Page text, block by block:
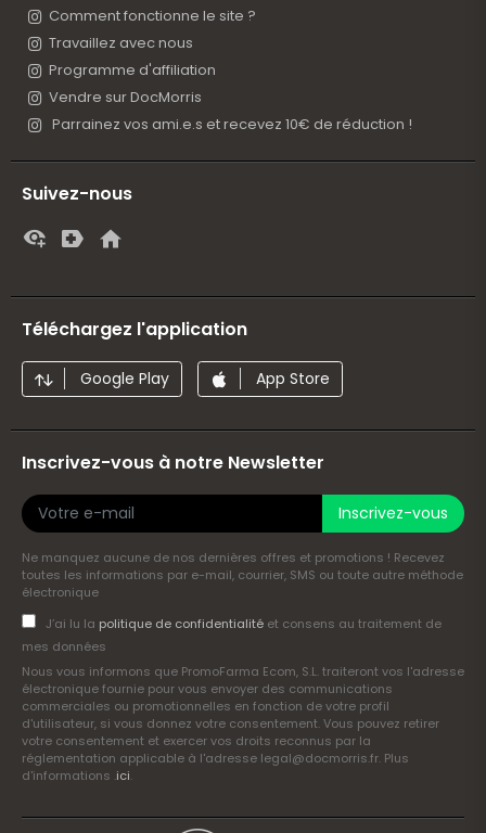
Comment fonctionne le site ?
Travaillez avec nous
Programme d'affiliation
Vendre sur DocMorris
Parrainez vos ami.e.s et recevez 10€ de réduction !
Suivez-nous
Téléchargez l'application
Google Play App Store
Inscrivez-vous à notre Newsletter
Inscrivez-vous
Ne manquez aucune de nos dernières offres et promotions ! Recevez
toutes les informations par e-mail, courrier, SMS ou toute autre méthode
électronique
J’ai lu la politique de confidentialité et consens au traitement de
mes données
Nous vous informons que PromoFarma Ecom, S.L. traiteront vos l'adresse
électronique fournie pour vous envoyer des communications
commerciales ou promotionnelles en fonction de votre profil
d'utilisateur, si vous donnez votre consentement. Vous pouvez retirer
votre consentement et exercer vos droits reconnus par la
réglementation applicable à l'adresse legal@docmorris.fr. Plus
d'informations .ici.